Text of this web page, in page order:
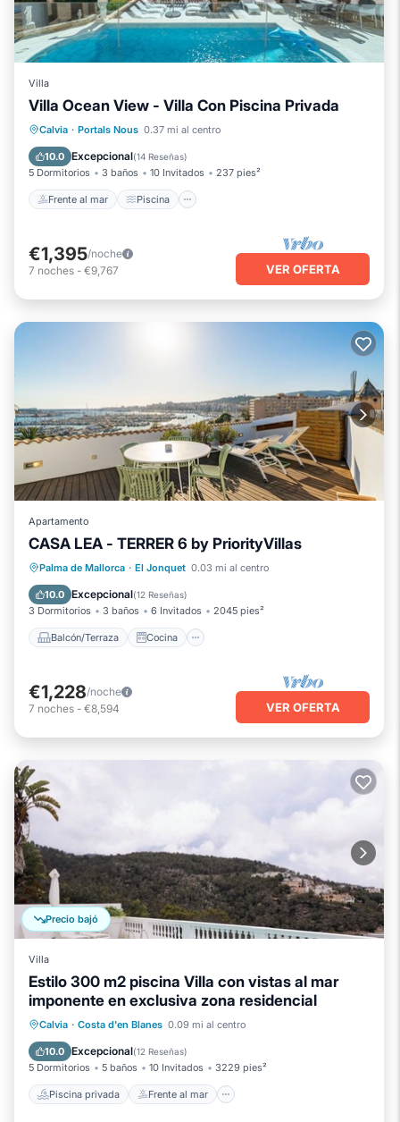
Villa
Villa Ocean View - Villa Con Piscina Privada
Calvia · Portals Nous 0.37 mi al centro
10.0 Excepcional(14 Reseñas)
5 Dormitorios 3 baños 10 Invitados 237 pies²
Frente al mar Piscina
Frente al mar Piscina
Vistas
€1,395/noche
7 noches - €9,767 VER OFERTA
Apartamento
CASA LEA - TERRER 6 by PriorityVillas
Palma de Mallorca · El Jonquet 0.03 mi al centro
10.0 Excepcional(12 Reseñas)
3 Dormitorios 3 baños 6 Invitados 2045 pies²
Balcón/Terraza Cocina
Balcón/Terraza
Cocina
Aire acondicionado
€1,228/noche
7 noches - €8,594 VER OFERTA
Precio bajó
Villa
Estilo 300 m2 piscina Villa con vistas al mar
imponente en exclusiva zona residencial
Calvia · Costa d'en Blanes 0.09 mi al centro
10.0 Excepcional(12 Reseñas)
5 Dormitorios 5 baños 10 Invitados 3229 pies²
Piscina privada Frente al mar
Piscina privada
Frente al mar
Aparcamiento